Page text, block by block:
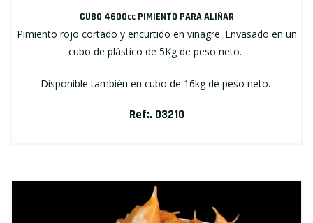
CUBO 4600cc PIMIENTO PARA ALIÑAR
Pimiento rojo cortado y encurtido en vinagre. Envasado en un
cubo de plástico de 5Kg de peso neto.
Disponible también en cubo de 16kg de peso neto.
Ref:. 03210